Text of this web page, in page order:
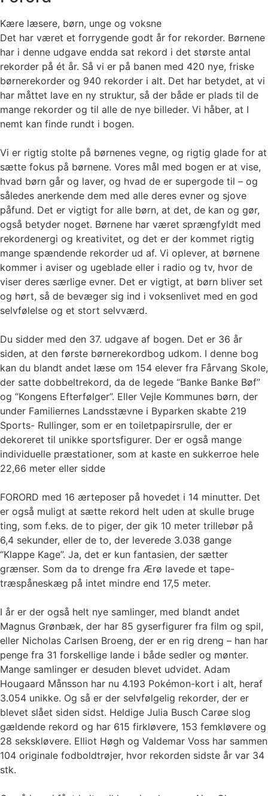
Kære læsere, børn, unge og voksne
Det har været et forrygende godt år for rekorder. Børnene
har i denne udgave endda sat rekord i det største antal
rekorder på ét år. Så vi er på banen med 420 nye, friske
børnerekorder og 940 rekorder i alt. Det har betydet, at vi
har måttet lave en ny struktur, så der både er plads til de
mange rekorder og til alle de nye billeder. Vi håber, at I
nemt kan finde rundt i bogen.
Vi er rigtig stolte på børnenes vegne, og rigtig glade for at
sætte fokus på børnene. Vores mål med bogen er at vise,
hvad børn går og laver, og hvad de er supergode til – og
således anerkende dem med alle deres evner og sjove
påfund. Det er vigtigt for alle børn, at det, de kan og gør,
også betyder noget. Børnene har været sprængfyldt med
rekordenergi og kreativitet, og det er der kommet rigtig
mange spændende rekorder ud af. Vi oplever, at børnene
kommer i aviser og ugeblade eller i radio og tv, hvor de
viser deres særlige evner. Det er vigtigt, at børn bliver set
og hørt, så de bevæger sig ind i voksenlivet med en god
selvfølelse og et stort selvværd.
Du sidder med den 37. udgave af bogen. Det er 36 år
siden, at den første børnerekordbog udkom. I denne bog
kan du blandt andet læse om 154 elever fra Fårvang Skole,
der satte dobbeltrekord, da de legede “Banke Banke Bøf”
og “Kongens Efterfølger”. Eller Vejle Kommunes børn, der
under Familiernes Landsstævne i Byparken skabte 219
Sports- Rullinger, som er en toiletpapirsrulle, der er
dekoreret til unikke sportsfigurer. Der er også mange
individuelle præstationer, som at kaste en sukkerroe hele
22,66 meter eller sidde
FORORD med 16 ærteposer på hovedet i 14 minutter. Det
er også muligt at sætte rekord helt uden at skulle bruge
ting, som f.eks. de to piger, der gik 10 meter trillebør på
6,4 sekunder, eller de to, der leverede 3.038 gange
“Klappe Kage”. Ja, det er kun fantasien, der sætter
grænser. Som da to drenge fra Ærø lavede et tape-
træspåneskæg på intet mindre end 17,5 meter.
I år er der også helt nye samlinger, med blandt andet
Magnus Grønbæk, der har 85 gyserfigurer fra film og spil,
eller Nicholas Carlsen Broeng, der er en rig dreng – han har
penge fra 31 forskellige lande i både sedler og mønter.
Mange samlinger er desuden blevet udvidet. Adam
Hougaard Månsson har nu 4.193 Pokémon-kort i alt, heraf
3.054 unikke. Og så er der selvfølgelig rekorder, der er
blevet slået siden sidst. Heldige Julia Busch Carøe slog
gældende rekord og har 615 firkløvere, 153 femkløvere og
28 sekskløvere. Elliot Høgh og Valdemar Voss har sammen
104 originale fodboldtrøjer, hvor rekorden sidste år var 34
stk.